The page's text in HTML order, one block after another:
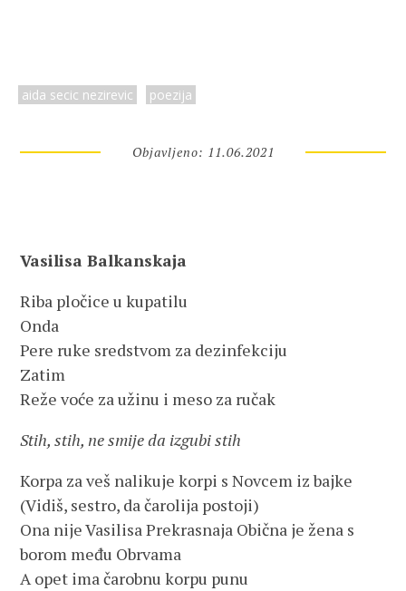
aida secic nezirevic poezija
Objavljeno: 11.06.2021
Vasilisa Balkanskaja
Riba pločice u kupatilu
Onda
Pere ruke sredstvom za dezinfekciju
Zatim
Reže voće za užinu i meso za ručak
Stih, stih, ne smije da izgubi stih
Korpa za veš nalikuje korpi s Novcem iz bajke
(Vidiš, sestro, da čarolija postoji)
Ona nije Vasilisa Prekrasnaja Obična je žena s
borom među Obrvama
A opet ima čarobnu korpu punu